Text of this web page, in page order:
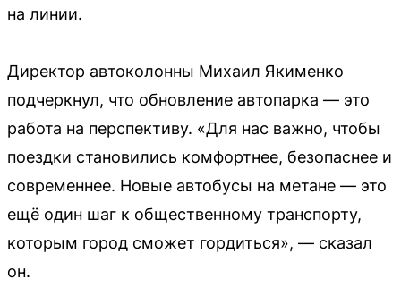
на линии.
Директор автоколонны Михаил Якименко
подчеркнул, что обновление автопарка — это
работа на перспективу. «Для нас важно, чтобы
поездки становились комфортнее, безопаснее и
современнее. Новые автобусы на метане — это
ещё один шаг к общественному транспорту,
которым город сможет гордиться», — сказал
он.